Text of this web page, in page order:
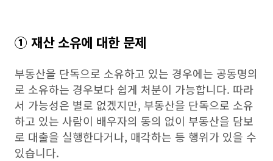
① 재산 소유에 대한 문제
부동산을 단독으로 소유하고 있는 경우에는 공동명의
로 소유하는 경우보다 쉽게 처분이 가능합니다. 따라
서 가능성은 별로 없겠지만, 부동산을 단독으로 소유
하고 있는 사람이 배우자의 동의 없이 부동산을 담보
로 대출을 실행한다거나, 매각하는 등 행위가 있을 수
있습니다.